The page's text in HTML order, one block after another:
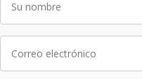
nombre
electrónico